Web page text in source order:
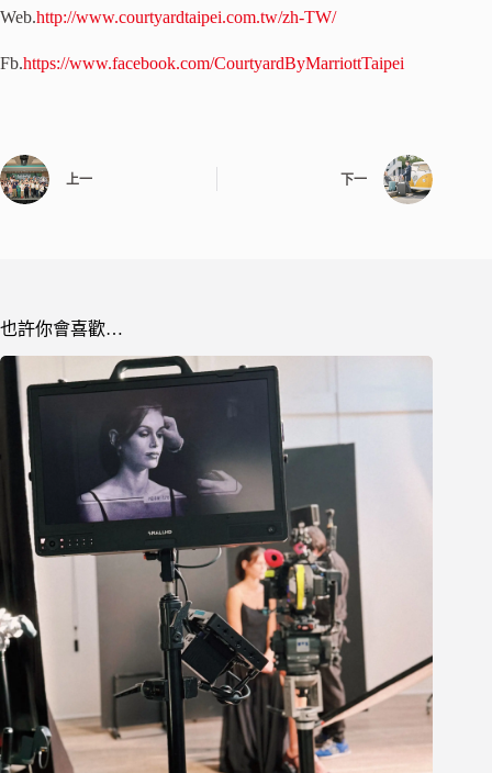
Web.http://www.courtyardtaipei.com.tw/zh-TW/
Fb.https://www.facebook.com/CourtyardByMarriottTaipei
上一 下一
也許你會喜歡…